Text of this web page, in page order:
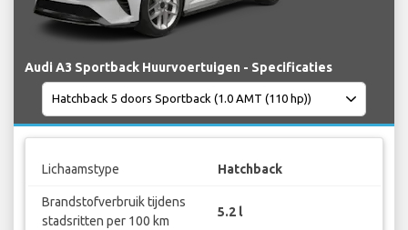
Audi A3 Sportback Huurvoertuigen - Specificaties
Lichaamstype Hatchback
Brandstofverbruik tijdens
stadsritten per 100 km
5.2 l